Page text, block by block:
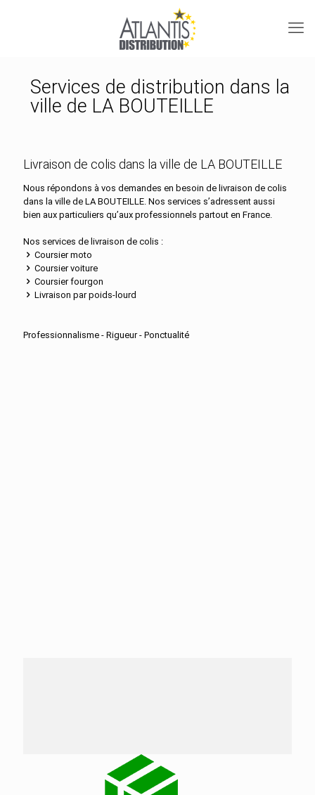
Services de distribution dans la
ville de LA BOUTEILLE
Livraison de colis dans la ville de LA BOUTEILLE
Nous répondons à vos demandes en besoin de livraison de colis
dans la ville de LA BOUTEILLE. Nos services s’adressent aussi
bien aux particuliers qu’aux professionnels partout en France.
Nos services de livraison de colis :
Coursier moto
Coursier voiture
Coursier fourgon
Livraison par poids-lourd
Professionnalisme - Rigueur - Ponctualité